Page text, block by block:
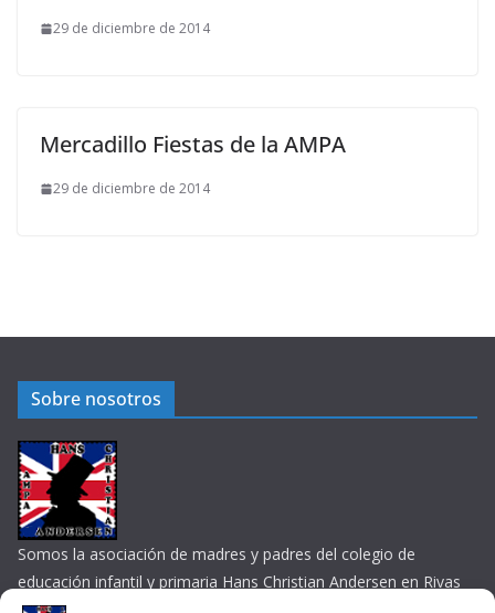
29 de diciembre de 2014
Mercadillo Fiestas de la AMPA
29 de diciembre de 2014
Sobre nosotros
Somos la asociación de madres y padres del colegio de
educación infantil y primaria Hans Christian Andersen en Rivas